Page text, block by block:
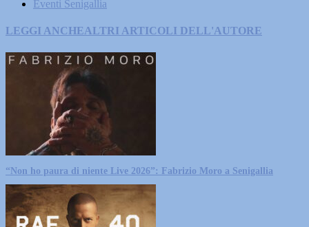
Eventi Senigallia
LEGGI ANCHEALTRI ARTICOLI DELL'AUTORE
“Non ho paura di niente Live 2026”: Fabrizio Moro a Senigallia